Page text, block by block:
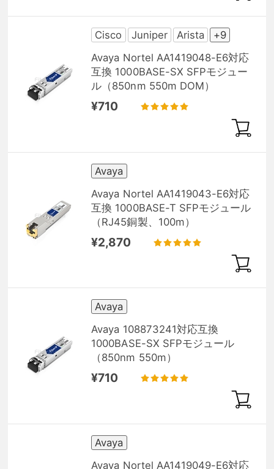
Cisco Juniper Arista
+9
Avaya Nortel AA1419048-E6対応
互換 1000BASE-SX SFPモジュー
ル（850nm 550m DOM）
¥710
Avaya
Avaya Nortel AA1419043-E6対応
互換 1000BASE-T SFPモジュール
（RJ45銅製、100m）
¥2,870
Avaya
Avaya 108873241対応互換
1000BASE-SX SFPモジュール
（850nm 550m）
¥710
Avaya
Avaya Nortel AA1419049-E6対応